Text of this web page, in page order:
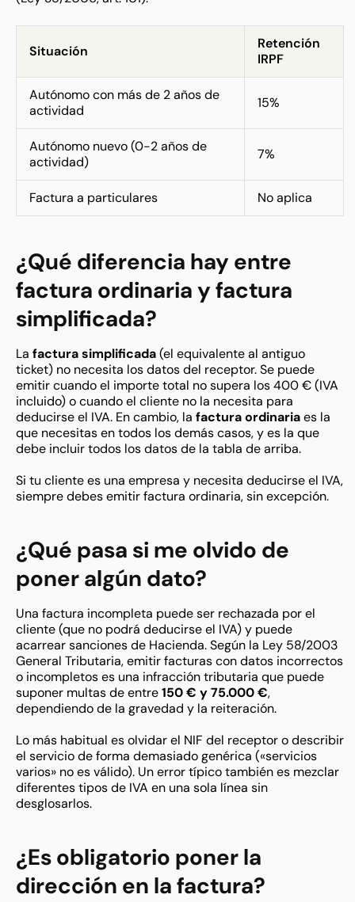
Situación
Retención
IRPF
Autónomo con más de 2 años de
actividad
15%
Autónomo nuevo (0-2 años de
actividad)
7%
Factura a particulares No aplica
¿Qué diferencia hay entre
factura ordinaria y factura
simplificada?
La factura simplificada(el equivalente al antiguo
ticket) no necesita los datos del receptor. Se puede
emitir cuando el importe total no supera los 400 € (IVA
incluido) o cuando el cliente no la necesita para
deducirse el IVA. En cambio, la factura ordinariaes la
que necesitas en todos los demás casos, y es la que
debe incluir todos los datos de la tabla de arriba.
Si tu cliente es una empresa y necesita deducirse el IVA,
siempre debes emitir factura ordinaria, sin excepción.
¿Qué pasa si me olvido de
poner algún dato?
Una factura incompleta puede ser rechazada por el
cliente (que no podrá deducirse el IVA) y puede
acarrear sanciones de Hacienda. Según la Ley 58/2003
General Tributaria, emitir facturas con datos incorrectos
o incompletos es una infracción tributaria que puede
suponer multas de entre150 € y 75.000 €,
dependiendo de la gravedad y la reiteración.
Lo más habitual es olvidar el NIF del receptor o describir
el servicio de forma demasiado genérica («servicios
varios» no es válido). Un error típico también es mezclar
diferentes tipos de IVA en una sola línea sin
desglosarlos.
¿Es obligatorio poner la
dirección en la factura?